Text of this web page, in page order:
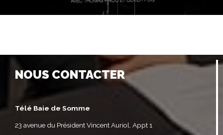
NOUS CONTACTER
Télé Baie de Somme
23 avenue du Président Vincent Auriol, Appt 1